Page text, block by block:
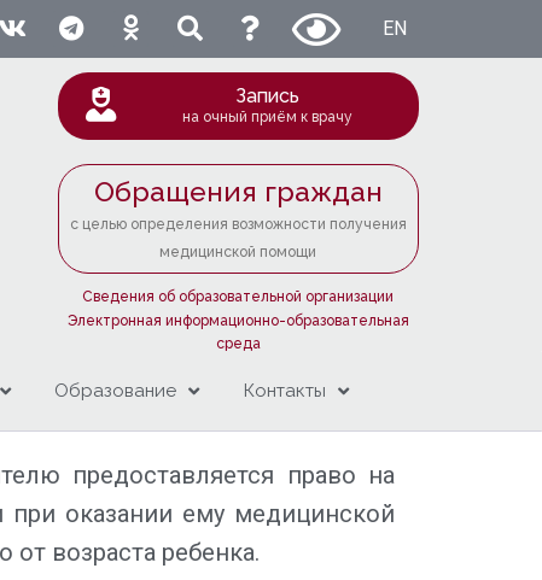
EN
Запись
на очный приём к врачу
Обращения граждан
с целью определения возможности получения
медицинской помощи
Сведения об образовательной организации
Электронная информационно-образовательная
среда
Образование Контакты
предоставляется право на
оказании ему медицинской
возраста ребенка.